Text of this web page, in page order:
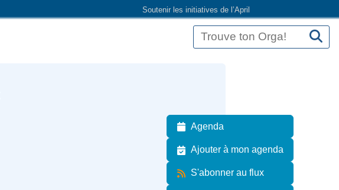
Soutenir les initiatives de l’April
Agenda
Ajouter à mon agenda
S'abonner au flux